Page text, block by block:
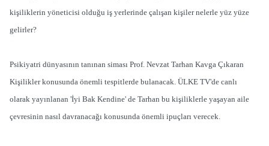
kişiliklerin yöneticisi olduğu iş yerlerinde çalışan kişiler nelerle yüz yüze
gelirler?
Psikiyatri dünyasının tanınan siması Prof. Nevzat Tarhan Kavga Çıkaran
Kişilikler konusunda önemli tespitlerde bulanacak. ÜLKE TV'de canlı
olarak yayınlanan 'İyi Bak Kendine' de Tarhan bu kişiliklerle yaşayan aile
çevresinin nasıl davranacağı konusunda önemli ipuçları verecek.